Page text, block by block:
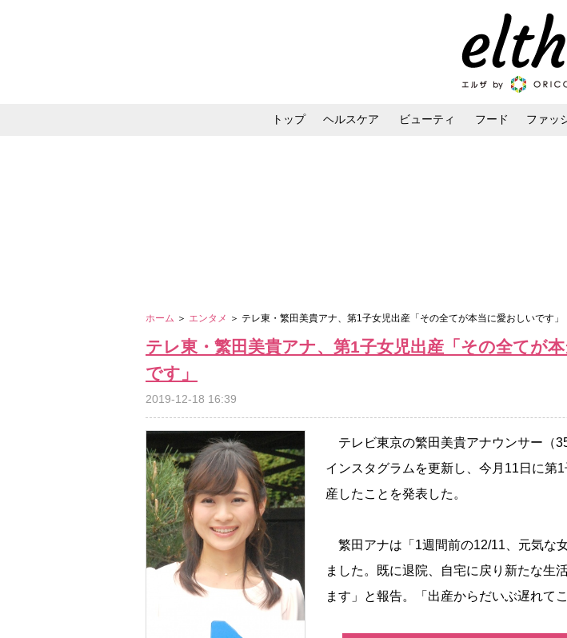
トップ ヘルスケア ビューティ フード ファッ
ホーム ＞ エンタメ ＞ テレ東・繁田美貴アナ、第1子女児出産「その全てが本当に愛おしいです」
テレ東・繁田美貴アナ、第1子女児出産「その全てが
です」
2019-12-18 16:39
テレビ東京の繁田美貴アナウンサー（
インスタグラムを更新し、今月11日に第
産したことを発表した。
繁田アナは「1週間前の12/11、元気な
ました。既に退院、自宅に戻り新たな生
ます」と報告。「出産からだいぶ遅れて